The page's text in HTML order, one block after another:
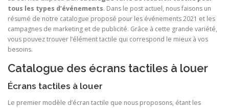
tous les types d’événements. Dans le post actuel, nous faisons un
résumé de notre catalogue proposé pour les événements 2021 et les
campagnes de marketing et de publicité. Grâce à cette grande variété,
vous pouvez trouver l’élément tactile qui correspond le mieux à vos
besoins.
Catalogue des écrans tactiles à louer
Écrans tactiles à louer
Le premier modèle d’écran tactile que nous proposons, étant les